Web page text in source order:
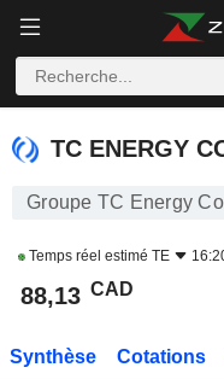
TC ENERGY
TC ENERGY
Groupe TC Energy
Temps réel estimé TE
88,13 CAD
Synthèse Cotations